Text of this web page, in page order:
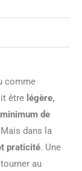
comme
être légère,
minimum de
dans la
praticité. Une
au